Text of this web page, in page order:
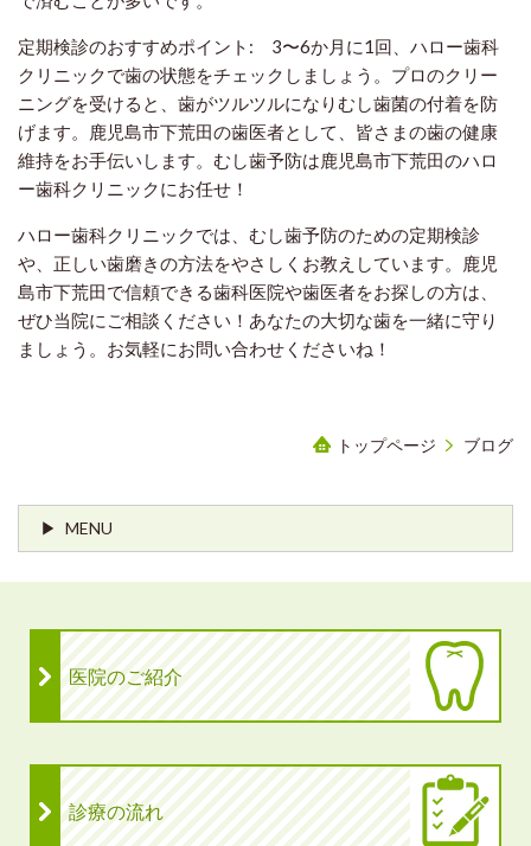
定期検診のおすすめポイント: 3〜6か月に1回、ハロー歯科
クリニックで歯の状態をチェックしましょう。 プロのクリー
ニングを受けると、歯がツルツルになりむし歯菌の付着を防
げます。
鹿児島市下荒田の歯医者として、皆さまの歯の健康
維持をお手伝いします。 むし歯予防は鹿児島市下荒田のハロ
ー歯科クリニックにお任せ！
ハロー歯科クリニックでは、むし歯予防のための定期検診
や、正しい歯磨きの方法をやさしくお教えしています。鹿児
島市下荒田で信頼できる歯科医院や歯医者をお探しの方は、
ぜひ当院にご相談ください！あなたの大切な歯を一緒に守り
ましょう。お気軽にお問い合わせくださいね！
トップページ ブログ
MENU
医院のご紹介
診療の流れ